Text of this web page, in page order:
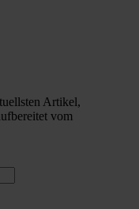
Artikel,
vom